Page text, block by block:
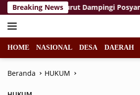
Langsung
ke
konten
Breaking News
Wahid Turut Dampingi Posyandu
HOME NASIONAL DESA DAERAH
Beranda HUKUM